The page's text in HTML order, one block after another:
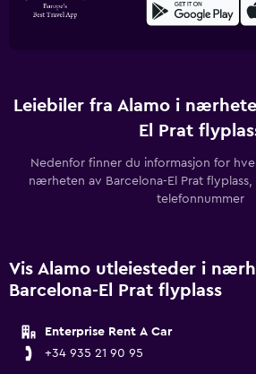
Leiebiler fra Alamo i
El Prat
Nedenfor finner du informasjon for
nærheten av Barcelona-El Prat
telefonnummer
Vis Alamo utleiesteder i
Barcelona-El Prat flyplass
Enterprise Rent A Car
+34 935 21 90 95